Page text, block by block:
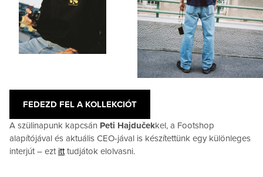
FEDEZD FEL A KOLLEKCIÓT
A szülinapunk kapcsán Peti Hajdučekkel, a Footshop
alapítójával és aktuális CEO-jával is készítettünk egy különleges
interjút – ezt itttudjátok elolvasni.